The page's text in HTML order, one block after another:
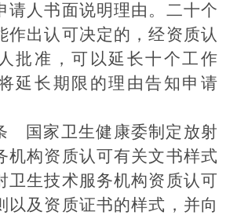
请人书面说明理由。二十个
作出认可决定的，经资质认
批准，可以延长十个工作
延长期限的理由告知申请
国家卫生健康委制定放射
机构资质认可有关文书样式
卫生技术服务机构资质认可
以及资质证书的样式，并向